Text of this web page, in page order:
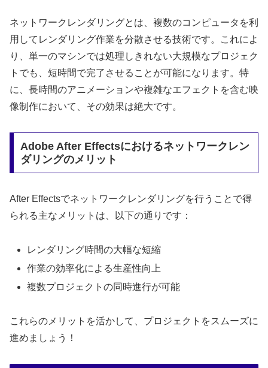
ネットワークレンダリングとは、複数のコンピュータを利
用してレンダリング作業を分散させる技術です。これによ
り、単一のマシンでは処理しきれない大規模なプロジェク
トでも、短時間で完了させることが可能になります。特
に、長時間のアニメーションや複雑なエフェクトを含む映
像制作において、その効果は絶大です。
Adobe After Effectsにおけるネットワークレン
ダリングのメリット
After Effectsでネットワークレンダリングを行うことで得
られる主なメリットは、以下の通りです：
レンダリング時間の大幅な短縮
作業の効率化による生産性向上
複数プロジェクトの同時進行が可能
これらのメリットを活かして、プロジェクトをスムーズに
進めましょう！